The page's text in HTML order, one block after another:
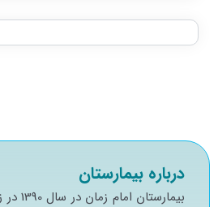
درباره بیمارستان